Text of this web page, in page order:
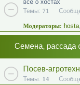
все о хостах
Темы: 71
Модераторы: hosta,
Семена, рассада
Посев-
Темы: 14